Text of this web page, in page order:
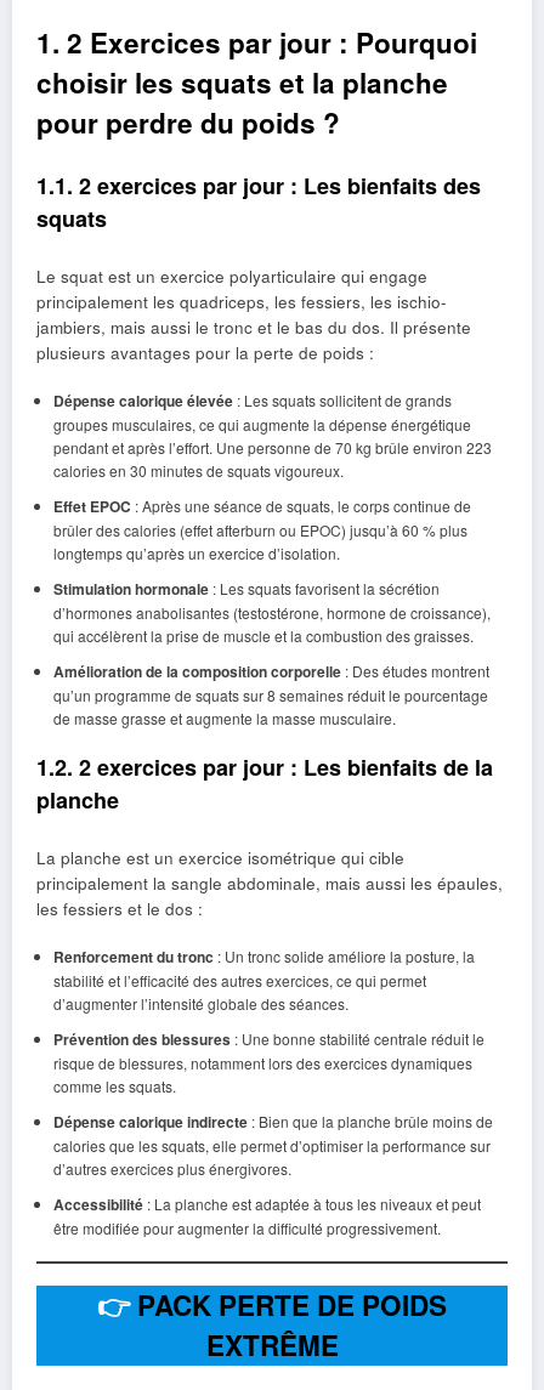
1. 2 Exercices par jour : Pourquoi
choisir les squats et la planche
pour perdre du poids ?
1.1. 2 exercices par jour : Les bienfaits des
squats
Le squat est un exercice polyarticulaire qui engage
principalement les quadriceps, les fessiers, les ischio-
jambiers, mais aussi le tronc et le bas du dos. Il présente
plusieurs avantages pour la perte de poids :
Dépense calorique élevée: Les squats sollicitent de grands
groupes musculaires, ce qui augmente la dépense énergétique
pendant et après l’effort. Une personne de 70 kg brûle environ 223
calories en 30 minutes de squats vigoureux.
Effet EPOC : Après une séance de squats, le corps continue de
brûler des calories (effet afterburn ou EPOC) jusqu’à 60 % plus
longtemps qu’après un exercice d’isolation.
Stimulation hormonale: Les squats favorisent la sécrétion
d’hormones anabolisantes (testostérone, hormone de croissance),
qui accélèrent la prise de muscle et la combustion des graisses.
Amélioration de la composition corporelle: Des études montrent
qu’un programme de squats sur 8 semaines réduit le pourcentage
de masse grasse et augmente la masse musculaire.
1.2. 2 exercices par jour : Les bienfaits de la
planche
La planche est un exercice isométrique qui cible
principalement la sangle abdominale, mais aussi les épaules,
les fessiers et le dos :
Renforcement du tronc : Un tronc solide améliore la posture, la
stabilité et l’efficacité des autres exercices, ce qui permet
d’augmenter l’intensité globale des séances.
Prévention des blessures : Une bonne stabilité centrale réduit le
risque de blessures, notamment lors des exercices dynamiques
comme les squats.
Dépense calorique indirecte: Bien que la planche brûle moins de
calories que les squats, elle permet d’optimiser la performance sur
d’autres exercices plus énergivores.
Accessibilité: La planche est adaptée à tous les niveaux et peut
être modifiée pour augmenter la difficulté progressivement.
👉PACK PERTE DE POIDS
EXTRÊME